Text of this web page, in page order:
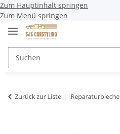
Zum Hauptinhalt springen
Zum Menü springen
Zurück zur Liste Reparaturbleche